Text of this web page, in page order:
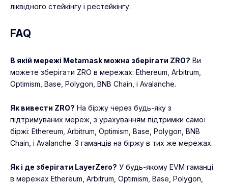
ліквідного стейкінгу і рестейкінгу.
FAQ
В якій мережі Metamask можна зберігати ZRO? Ви
можете зберігати ZRO в мережах: Ethereum, Arbitrum,
Optimism, Base, Polygon, BNB Chain, і Avalanche.
Як вивести ZRO? На біржу через будь-яку з
підтримуваних мереж, з урахуванням підтримки самої
біржі: Ethereum, Arbitrum, Optimism, Base, Polygon, BNB
Chain, і Avalanche. З гаманців на біржу в тих же мережах.
Як і де зберігати LayerZero? У будь-якому EVM гаманці
в мережах Ethereum, Arbitrum, Optimism, Base, Polygon,